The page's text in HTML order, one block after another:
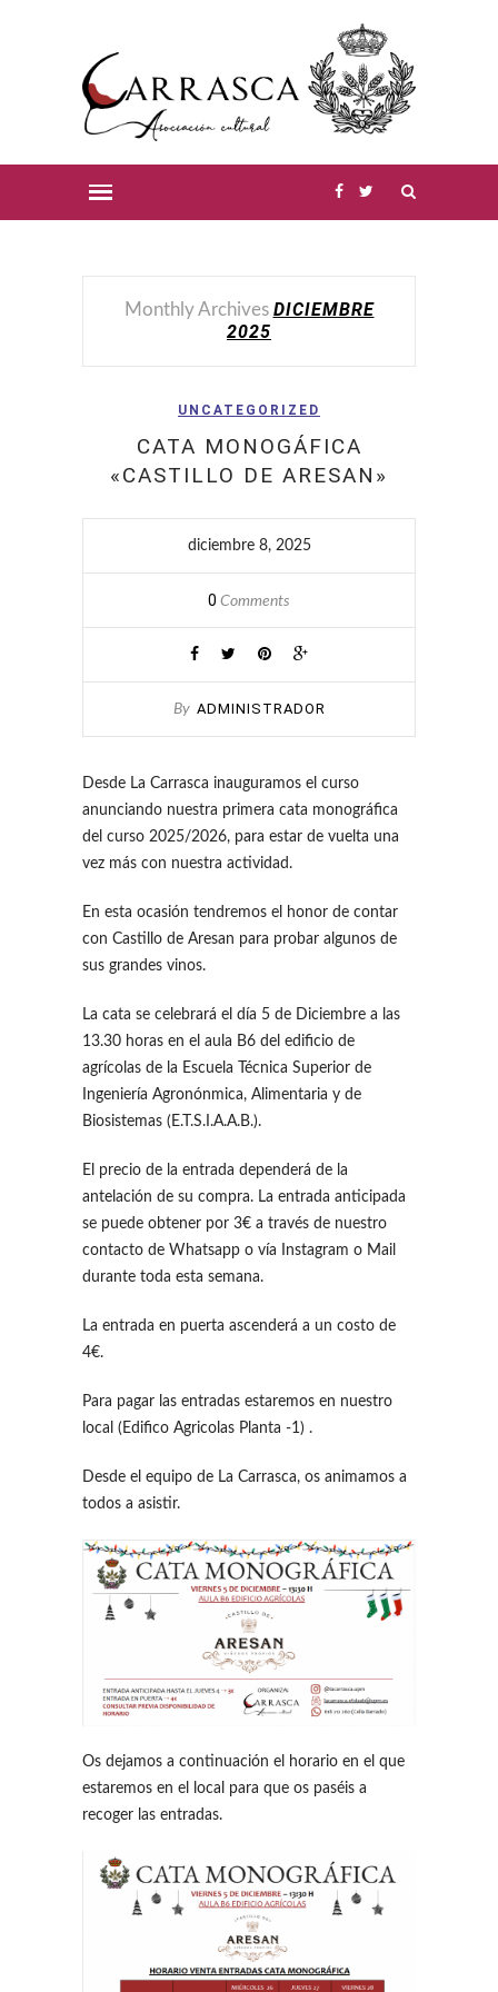
Monthly Archives DICIEMBRE
2025
UNCATEGORIZED
CATA MONOGÁFICA
«CASTILLO DE ARESAN»
diciembre 8, 2025
0 Comments
By ADMINISTRADOR
Desde La Carrasca inauguramos el curso
anunciando nuestra primera cata monográfica
del curso 2025/2026, para estar de vuelta una
vez más con nuestra actividad.
En esta ocasión tendremos el honor de contar
con Castillo de Aresan para probar algunos de
sus grandes vinos.
La cata se celebrará el día 5 de Diciembre a las
13.30 horas en el aula B6 del edificio de
agrícolas de la Escuela Técnica Superior de
Ingeniería Agronónmica, Alimentaria y de
Biosistemas (E.T.S.I.A.A.B.).
El precio de la entrada dependerá de la
antelación de su compra. La entrada anticipada
se puede obtener por 3€ a través de nuestro
contacto de Whatsapp o vía Instagram o Mail
durante toda esta semana.
La entrada en puerta ascenderá a un costo de
4€.
Para pagar las entradas estaremos en nuestro
local (Edifico Agricolas Planta -1) .
Desde el equipo de La Carrasca, os animamos a
todos a asistir.
Os dejamos a continuación el horario en el que
estaremos en el local para que os paséis a
recoger las entradas.